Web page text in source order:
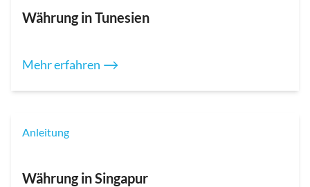
Währung in Tunesien
Mehr erfahren ⟶
Anleitung
Währung in Singapur